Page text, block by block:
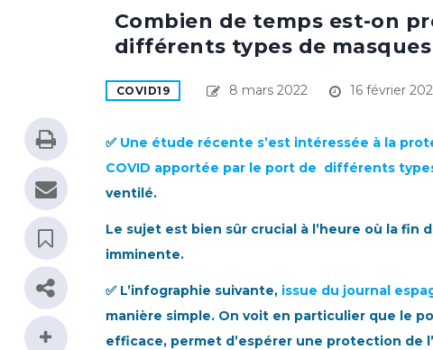
Combien de temps est-on
différents types de masques
COVID19 8 mars 2022 16 février
✅ Une étude récente s’est intéressée à la
COVID apportée par le port de différents
ventilé.
Le sujet est bien sûr crucial à l’heure où la fin
imminente.
✅ L’infographie suivante, issue du journal
manière simple. On voit en particulier que le
efficace, permet d’espérer une protection de